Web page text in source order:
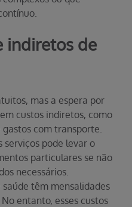
indiretos de
mas a espera por
custos indiretos, como
com transporte.
serviços pode levar o
particulares se não
necessários.
têm mensalidades
entanto, esses custos